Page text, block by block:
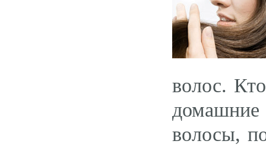
волос.
волосы,